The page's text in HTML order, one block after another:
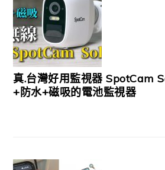
真.台灣好用監視器 SpotCam
+防水+磁吸的電池監視器